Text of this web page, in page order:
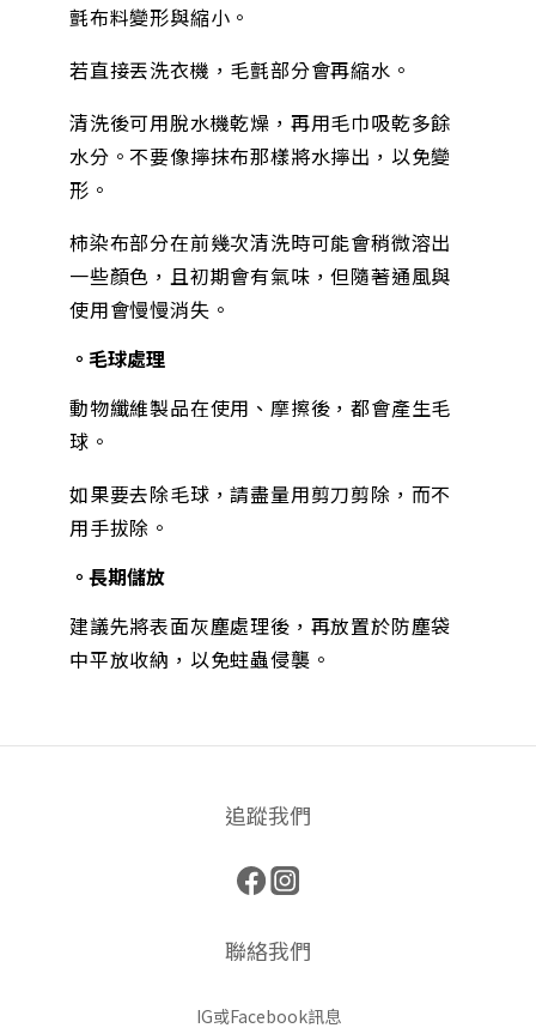
氈布料變形與縮小。
若直接丟洗衣機，毛氈部分會再縮水。
清洗後可用脫水機乾燥，再用毛巾吸乾多餘
水分。不要像擰抹布那樣將水擰出，以免變
形。
柿染布部分在前幾次清洗時可能會稍微溶出
一些顏色，且初期會有氣味，但隨著通風與
使用會慢慢消失。
。毛球處理
動物纖維製品在使用、摩擦後，都會產生毛
球。
如果要去除毛球，請盡量用剪刀剪除，而不
用手拔除。
。長期儲放
建議先將表面灰塵處理後，再放置於防塵袋
中平放收納，以免蛀蟲侵襲。
追蹤我們
聯絡我們
IG或Facebook訊息